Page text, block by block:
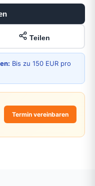
Teilen
Bis zu 150 EUR pro
Termin vereinbaren